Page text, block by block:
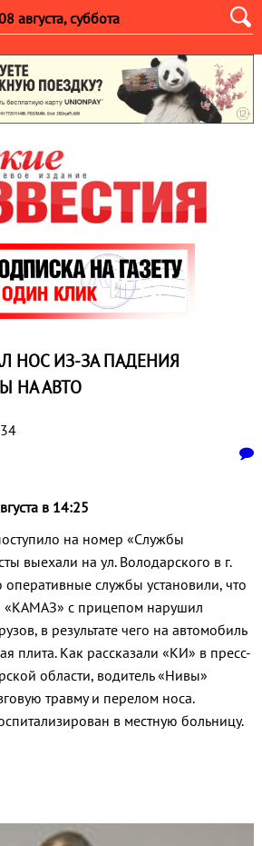
августа, суббота
НОС ИЗ-ЗА ПАДЕНИЯ
НА АВТО
в 14:25
на номер «Службы
выехали на ул. Володарского в г.
службы установили, что
«КАМАЗ» с прицепом нарушил
в результате чего на автомобиль
плита. Как рассказали «КИ» в пресс-
области, водитель «Нивы»
травму и перелом носа.
в местную больницу.